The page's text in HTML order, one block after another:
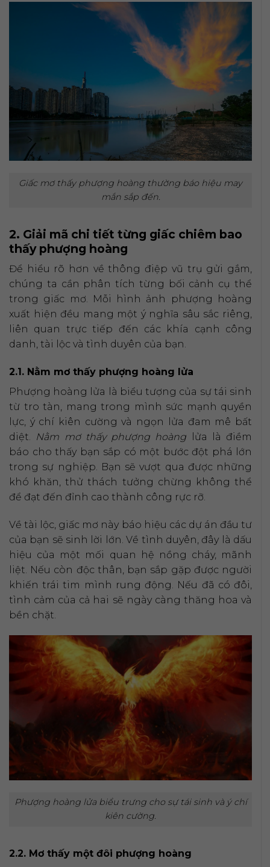
Giấc mơ thấy phượng hoàng thường báo hiệu may
mắn sắp đến.
2. Giải mã chi tiết từng giấc chiêm bao
thấy phượng hoàng
Để hiểu rõ hơn về thông điệp vũ trụ gửi gắm,
chúng ta cần phân tích từng bối cảnh cụ thể
trong giấc mơ. Mỗi hình ảnh phượng hoàng
xuất hiện đều mang một ý nghĩa sâu sắc riêng,
liên quan trực tiếp đến các khía cạnh công
danh, tài lộc và tình duyên của bạn.
2.1. Nằm mơ thấy phượng hoàng lửa
Phượng hoàng lửa là biểu tượng của sự tái sinh
từ tro tàn, mang trong mình sức mạnh quyền
lực, ý chí kiên cường và ngọn lửa đam mê bất
diệt. Nằm mơ thấy phượng hoàng lửa là điềm
báo cho thấy bạn sắp có một bước đột phá lớn
trong sự nghiệp. Bạn sẽ vượt qua được những
khó khăn, thử thách tưởng chừng không thể
để đạt đến đỉnh cao thành công rực rỡ.
Về tài lộc, giấc mơ này báo hiệu các dự án đầu tư
của bạn sẽ sinh lời lớn. Về tình duyên, đây là dấu
hiệu của một mối quan hệ nồng cháy, mãnh
liệt. Nếu còn độc thân, bạn sắp gặp được người
khiến trái tim mình rung động. Nếu đã có đôi,
tình cảm của cả hai sẽ ngày càng thăng hoa và
bền chặt.
Phượng hoàng lửa biểu trưng cho sự tái sinh và ý chí
kiên cường.
2.2. Mơ thấy một đôi phượng hoàng